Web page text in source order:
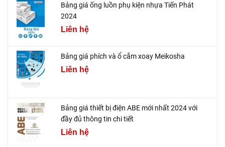
Bảng giá ống luồn phụ kiện nhựa Tiến Phát
2024
Liên hệ
Bảng giá phích và ổ cắm xoay Meikosha
Liên hệ
Bảng giá thiết bị điện ABE mới nhất 2024 với
đầy đủ thông tin chi tiết
Liên hệ